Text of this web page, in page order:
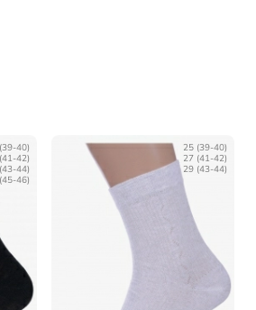
40)
42)
44)
46)
25 (39-40)
27 (41-42)
29 (43-44)